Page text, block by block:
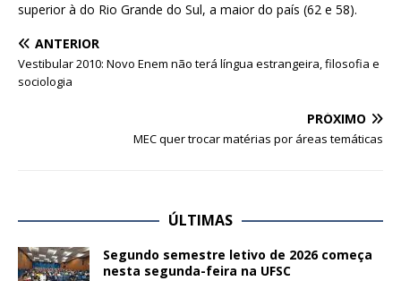
superior à do Rio Grande do Sul, a maior do país (62 e 58).
ANTERIOR
Vestibular 2010: Novo Enem não terá língua estrangeira, filosofia e
sociologia
PRÓXIMO
MEC quer trocar matérias por áreas temáticas
ÚLTIMAS
Segundo semestre letivo de 2026 começa
nesta segunda-feira na UFSC